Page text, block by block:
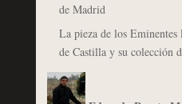
de Madrid
La pieza de los
de Castilla y su colección